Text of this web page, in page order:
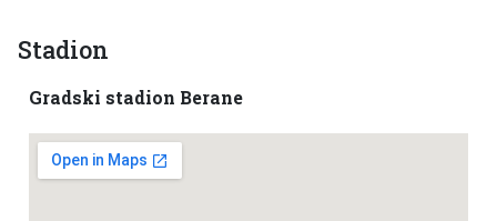
Stadion
Gradski stadion Berane